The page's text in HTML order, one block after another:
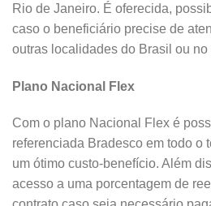
Rio de Janeiro. É oferecida,
caso o beneficiário precise de
outras localidades do Brasil ou no
Plano Nacional Flex
Com o plano Nacional Flex é
referenciada Bradesco em todo o
um ótimo custo-benefício. Além
acesso a uma porcentagem de